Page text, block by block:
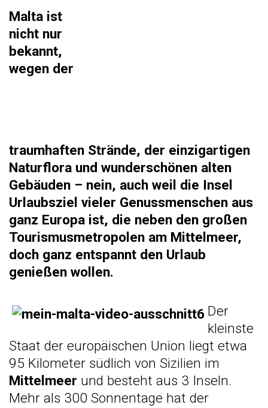
Malta ist
nicht nur
bekannt,
wegen der
traumhaften Strände, der einzigartigen
Naturflora und wunderschönen alten
Gebäuden – nein, auch weil die Insel
Urlaubsziel vieler Genussmenschen aus
ganz Europa ist, die neben den großen
Tourismusmetropolen am Mittelmeer,
doch ganz entspannt den Urlaub
genießen wollen.
Der
kleinste
Staat der europäischen Union liegt etwa
95 Kilometer südlich von Sizilien im
Mittelmeer und besteht aus 3 Inseln.
Mehr als 300 Sonnentage hat der